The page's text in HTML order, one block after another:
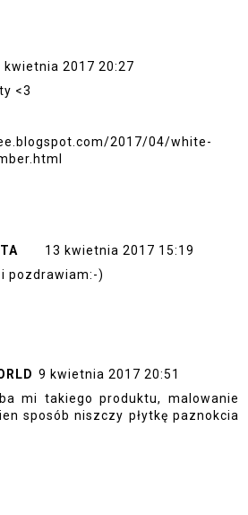
kwietnia 2017 20:27
<3
2017/04/white-
13 kwietnia 2017 15:19
pozdrawiam:-)
9 kwietnia 2017 20:51
mi takiego produktu, malowanie
sposób niszczy płytkę paznokcia